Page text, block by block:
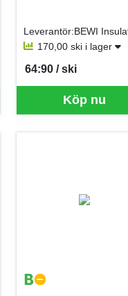
170,00 ski i lager
Köp nu
64:90 / ski
SEK per SKI